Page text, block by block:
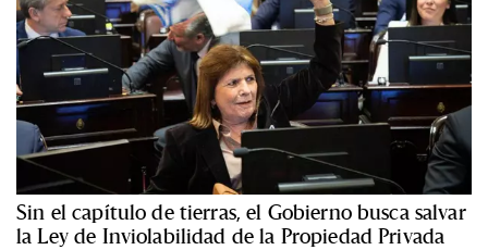
Sin el capítulo de tierras, el Gobierno busca salvar
la Ley de Inviolabilidad de la Propiedad Privada